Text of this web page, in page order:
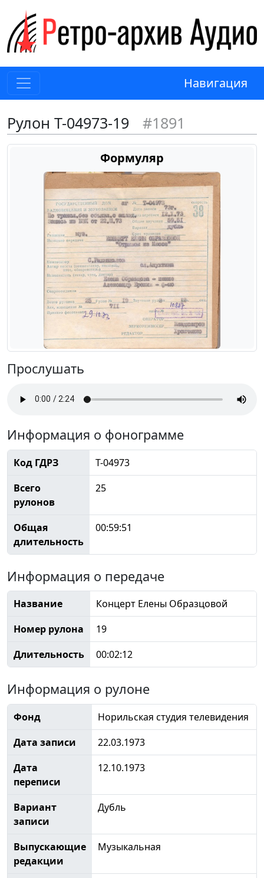
Навигация
Рулон Т-04973-19 #1891
Формуляр
Прослушать
Информация о фонограмме
Код ГДРЗ
Т-04973
Всего
рулонов
25
Общая
длительность
00:59:51
Информация о передаче
Название
Концерт Елены Образцовой
Номер рулона
19
Длительность
00:02:12
Информация о рулоне
Фонд
Норильская студия телевидения
Дата записи
22.03.1973
Дата
переписи
12.10.1973
Вариант
записи
Дубль
Выпускающие
редакции
Музыкальная